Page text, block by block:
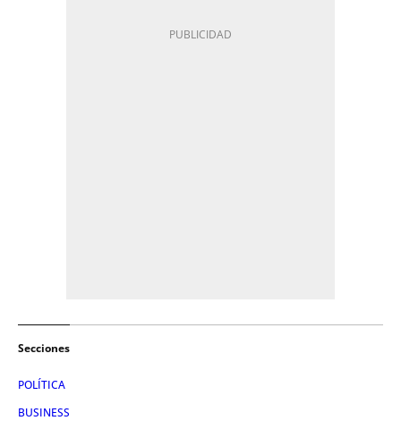
Secciones
POLÍTICA
BUSINESS